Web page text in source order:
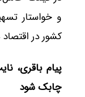
و خواستار
کشور در
پیام باقری،
چابک شود